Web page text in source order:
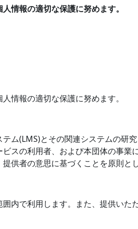
情報の適切な保護に努めます。
情報の適切な保護に努めます。
テム(LMS)とその関連システムの研
スの利用者、および本団体の事
供者の意思に基づくことを原則とし
内で利用します。また、提供い